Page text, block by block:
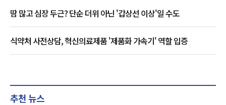
땀 많고 심장 두근? 단순 더위 아닌 '갑상선 이상'일 수도
식약처 사전상담, 혁신의료제품 '제품화 가속기' 역할 입증
추천 뉴스